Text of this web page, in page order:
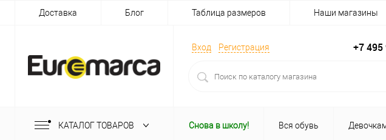
Доставка Блог Таблица размеров Наши магазины
Вход Регистрация +7 495
КАТАЛОГ ТОВАРОВ Снова в школу! Вся обувь